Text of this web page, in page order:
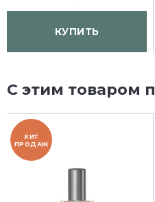
КУПИТЬ
С этим товаром
ХИТ
ПРОДАЖ